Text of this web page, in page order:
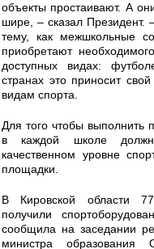
объекты простаивают. А
шире, – сказал Президент.
тему, как межшкольные
приобретают
доступных видах:
странах это приносит
видам спорта.
Для того чтобы выполнить
в каждой школе
качественном уровне
площадки.
В Кировской области
получили
сообщила на заседании
министра образования